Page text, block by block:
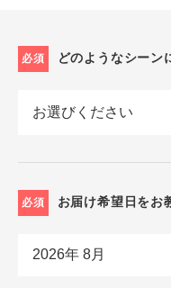
必須 どのようなシーン
必須 お届け希望日をお